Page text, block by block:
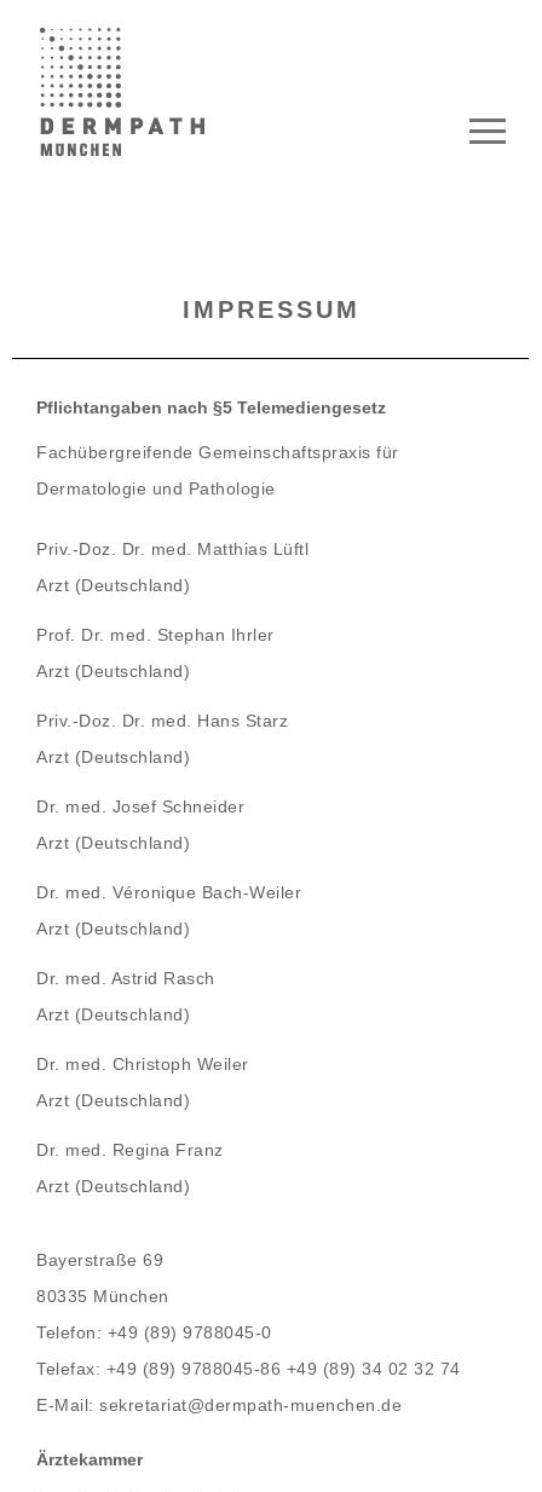
content
IMPRESSUM
Pflichtangaben nach §5 Telemediengesetz
Fachübergreifende Gemeinschaftspraxis für
Dermatologie und Pathologie
Priv.-Doz. Dr. med. Matthias Lüftl
Arzt (Deutschland)
Prof. Dr. med. Stephan Ihrler
Arzt (Deutschland)
Priv.-Doz. Dr. med. Hans Starz
Arzt (Deutschland)
Dr. med. Josef Schneider
Arzt (Deutschland)
Dr. med. Véronique Bach-Weiler
Arzt (Deutschland)
Dr. med. Astrid Rasch
Arzt (Deutschland)
Dr. med. Christoph Weiler
Arzt (Deutschland)
Dr. med. Regina Franz
Arzt (Deutschland)
Bayerstraße 69
80335 München
Telefon: +49 (89) 9788045-0
Telefax: +49 (89) 9788045-86 +49 (89) 34 02 32 74
E-Mail: sekretariat@dermpath-muenchen.de
Ärztekammer